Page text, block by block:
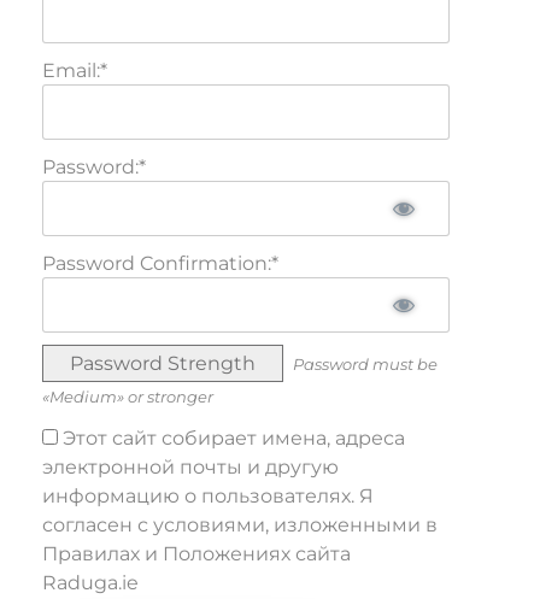
Email:*
Password:*
Password Confirmation:*
Password Strength
Password must be
«Medium» or stronger
Этот сайт собирает имена, адреса
электронной почты и другую
информацию о пользователях. Я
согласен с условиями, изложенными в
Правилах и Положениях сайта
Raduga.ie